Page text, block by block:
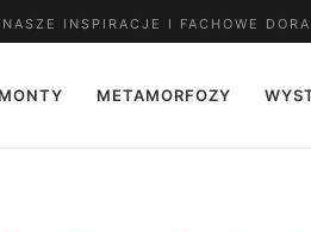
INSPIRACJE I FACHOWE
METAMORFOZY